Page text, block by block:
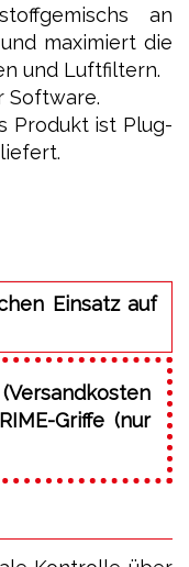
an
maximiert die
und Luftfiltern.
Software.
Produkt ist Plug-
Einsatz auf
Griffe (nur